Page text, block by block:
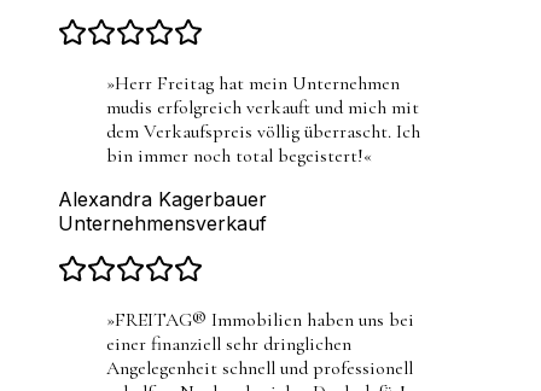
»Herr Freitag hat mein Unternehmen
mudis erfolgreich verkauft und mich mit
dem Verkaufspreis völlig überrascht. Ich
bin immer noch total begeistert!«
Alexandra Kagerbauer
Unternehmensverkauf
»FREITAG® Immobilien haben uns bei
einer finanziell sehr dringlichen
Angelegenheit schnell und professionell